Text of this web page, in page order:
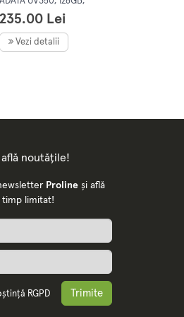
USB 3.2
235.00 Lei
Vezi detalii
noutățile!
Prolineși află
limitat!
RGPD Trimite